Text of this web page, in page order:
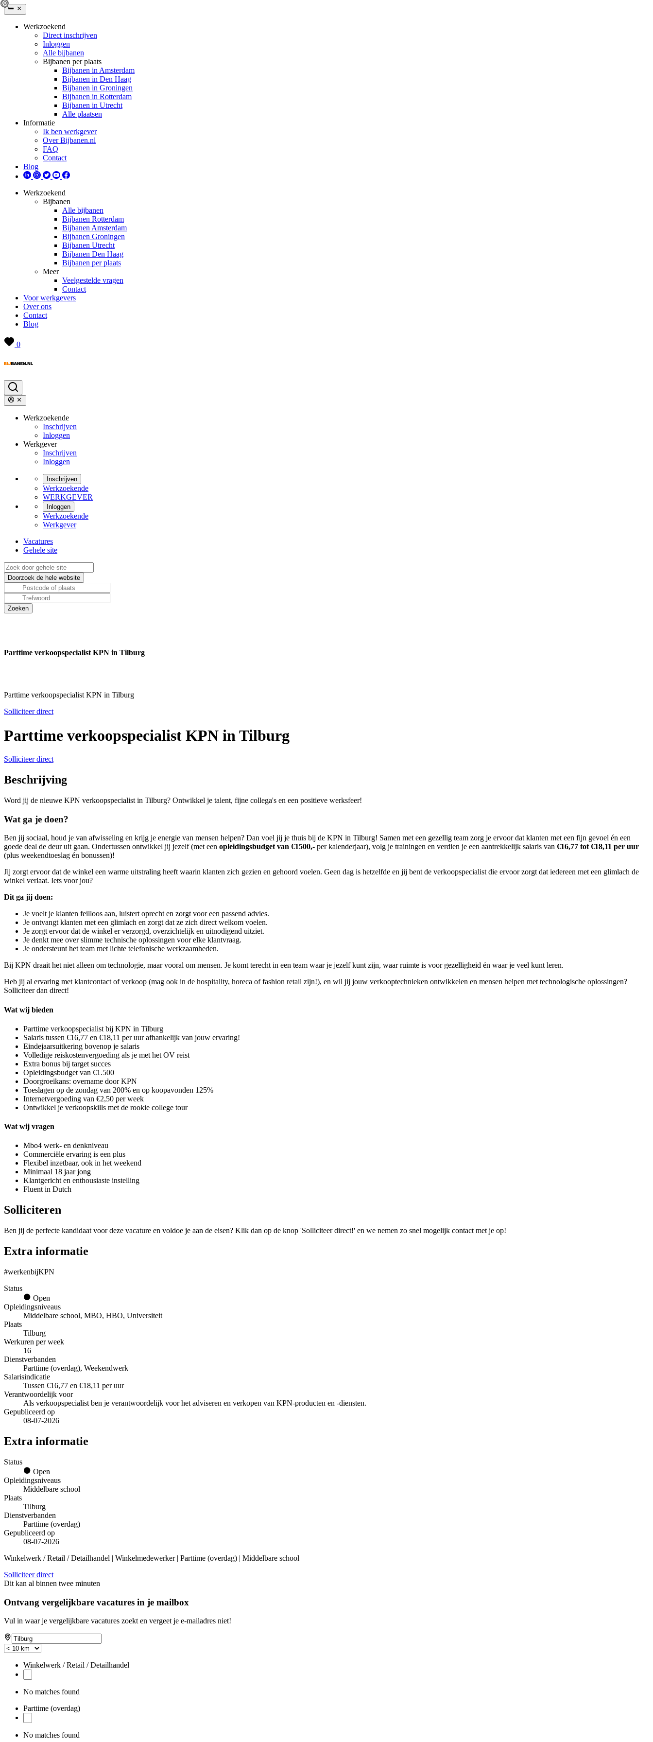
Werkzoekend
Direct inschrijven
Inloggen
Alle bijbanen
Bijbanen per plaats
Bijbanen in Amsterdam
Bijbanen in Den Haag
Bijbanen in Groningen
Bijbanen in Rotterdam
Bijbanen in Utrecht
Alle plaatsen
Informatie
Ik ben werkgever
Over Bijbanen.nl
FAQ
Contact
Blog
Werkzoekend
Bijbanen
Alle bijbanen
Bijbanen Rotterdam
Bijbanen Amsterdam
Bijbanen Groningen
Bijbanen Utrecht
Bijbanen Den Haag
Bijbanen per plaats
Meer
Veelgestelde vragen
Contact
Voor werkgevers
Over ons
Contact
Blog
0
Werkzoekende
Inschrijven
Inloggen
Werkgever
Inschrijven
Inloggen
Inschrijven
Werkzoekende
WERKGEVER
Inloggen
Werkzoekende
Werkgever
Vacatures
Gehele site
Parttime verkoopspecialist KPN in Tilburg
Parttime verkoopspecialist KPN in Tilburg
Solliciteer direct
Parttime verkoopspecialist KPN in Tilburg
Solliciteer direct
Beschrijving
Word jij de nieuwe KPN verkoopspecialist in Tilburg? Ontwikkel je talent, fijne collega's en een positieve werksfeer!
Wat ga je doen?
Ben jij sociaal, houd je van afwisseling en krijg je energie van mensen helpen? Dan voel jij je thuis bij de KPN in Tilburg! Samen met een gezellig team zorg je ervoor dat klanten met een fijn gevoel én een
goede deal de deur uit gaan. Ondertussen ontwikkel jij jezelf (met een opleidingsbudget van €1500,- per kalenderjaar), volg je trainingen en verdien je een aantrekkelijk salaris van €16,77 tot €18,11 per uur
(plus weekendtoeslag én bonussen)!
Jij zorgt ervoor dat de winkel een warme uitstraling heeft waarin klanten zich gezien en gehoord voelen. Geen dag is hetzelfde en jij bent de verkoopspecialist die ervoor zorgt dat iedereen met een glimlach de
winkel verlaat. Iets voor jou?
Dit ga jij doen:
Je voelt je klanten feilloos aan, luistert oprecht en zorgt voor een passend advies.
Je ontvangt klanten met een glimlach en zorgt dat ze zich direct welkom voelen.
Je zorgt ervoor dat de winkel er verzorgd, overzichtelijk en uitnodigend uitziet.
Je denkt mee over slimme technische oplossingen voor elke klantvraag.
Je ondersteunt het team met lichte telefonische werkzaamheden.
Bij KPN draait het niet alleen om technologie, maar vooral om mensen. Je komt terecht in een team waar je jezelf kunt zijn, waar ruimte is voor gezelligheid én waar je veel kunt leren.
Heb jij al ervaring met klantcontact of verkoop (mag ook in de hospitality, horeca of fashion retail zijn!), en wil jij jouw verkooptechnieken ontwikkelen en mensen helpen met technologische oplossingen?
Solliciteer dan direct!
Wat wij bieden
Parttime verkoopspecialist bij KPN in Tilburg
Salaris tussen €16,77 en €18,11 per uur afhankelijk van jouw ervaring!
Eindejaarsuitkering bovenop je salaris
Volledige reiskostenvergoeding als je met het OV reist
Extra bonus bij target succes
Opleidingsbudget van €1.500
Doorgroeikans: overname door KPN
Toeslagen op de zondag van 200% en op koopavonden 125%
Internetvergoeding van €2,50 per week
Ontwikkel je verkoopskills met de rookie college tour
Wat wij vragen
Mbo4 werk- en denkniveau
Commerciële ervaring is een plus
Flexibel inzetbaar, ook in het weekend
Minimaal 18 jaar jong
Klantgericht en enthousiaste instelling
Fluent in Dutch
Solliciteren
Ben jij de perfecte kandidaat voor deze vacature en voldoe je aan de eisen? Klik dan op de knop 'Solliciteer direct!' en we nemen zo snel mogelijk contact met je op!
Extra informatie
#werkenbijKPN
Status
Open
Opleidingsniveaus
Middelbare school, MBO, HBO, Universiteit
Plaats
Tilburg
Werkuren per week
16
Dienstverbanden
Parttime (overdag), Weekendwerk
Salarisindicatie
Tussen €16,77 en €18,11 per uur
Verantwoordelijk voor
Als verkoopspecialist ben je verantwoordelijk voor het adviseren en verkopen van KPN-producten en -diensten.
Gepubliceerd op
08-07-2026
Extra informatie
Status
Open
Opleidingsniveaus
Middelbare school
Plaats
Tilburg
Dienstverbanden
Parttime (overdag)
Gepubliceerd op
08-07-2026
Winkelwerk / Retail / Detailhandel | Winkelmedewerker | Parttime (overdag) | Middelbare school
Solliciteer direct
Dit kan al binnen twee minuten
Ontvang vergelijkbare vacatures in je mailbox
Vul in waar je vergelijkbare vacatures zoekt en vergeet je e-mailadres niet!
Winkelwerk / Retail / Detailhandel
No matches found
Parttime (overdag)
No matches found